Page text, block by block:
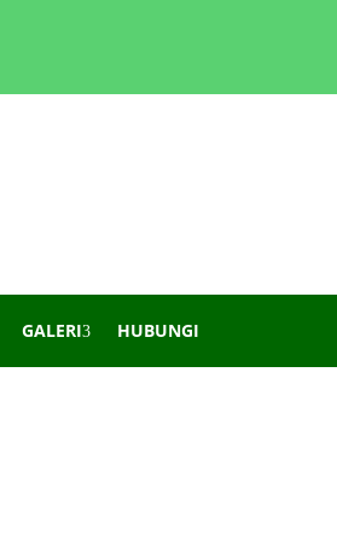
GALERI HUBUNGI